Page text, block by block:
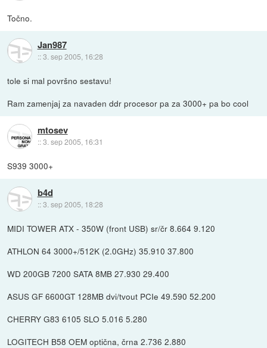
Točno.
Jan987
::3. sep 2005, 16:28
tole si mal površno sestavu!
Ram zamenjaj za navaden ddr procesor pa za 3000+ pa bo cool
mtosev
::3. sep 2005, 16:31
S939 3000+
b4d
::3. sep 2005, 18:28
MIDI TOWER ATX - 350W (front USB) sr/čr 8.664 9.120
ATHLON 64 3000+/512K (2.0GHz) 35.910 37.800
WD 200GB 7200 SATA 8MB 27.930 29.400
ASUS GF 6600GT 128MB dvi/tvout PCIe 49.590 52.200
CHERRY G83 6105 SLO 5.016 5.280
LOGITECH B58 OEM optična, črna 2.736 2.880